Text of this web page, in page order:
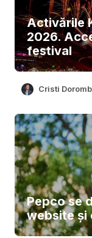
Activările
2026.
festival
Cristi
Pepco se
website și